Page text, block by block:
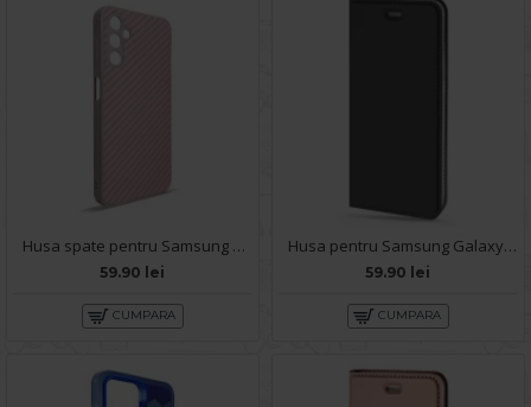
Husa spate pentru Samsung Galaxy A14- Lys case Roz
59.90 lei
CUMPARA
Husa pentru Samsung Galaxy A14 - Carte X-Power Negru
59.90 lei
CUMPARA